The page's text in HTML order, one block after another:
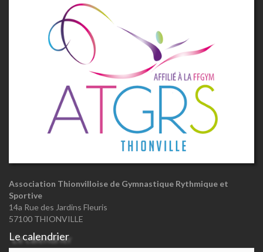
Association Thionvilloise de Gymnastique Rythmique et
Sportive
14a Rue des Jardins Fleuris
57100 THIONVILLE
Le calendrier